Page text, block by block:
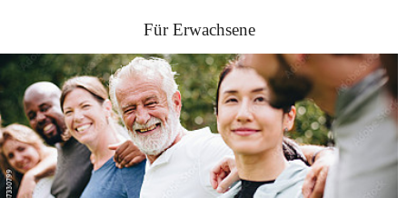
Erwachsene
Senioren
Kinderkirchentreff
Geistlicher Impuls
Downloads
Kontakt
Für Erwachsene